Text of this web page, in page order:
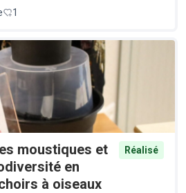
1
moustiques et
en
à oiseaux
Réalisé